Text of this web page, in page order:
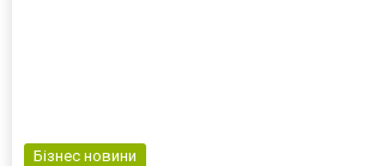
Бізнес новини